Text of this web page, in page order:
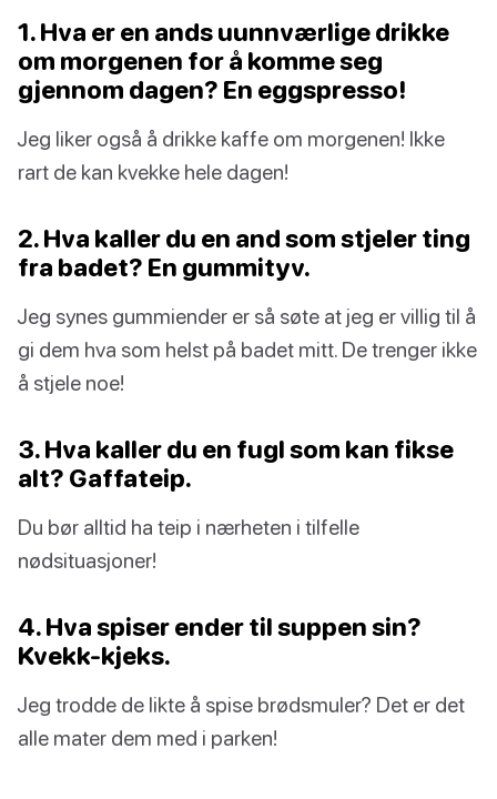
1. Hva er en ands uunnværlige drikke
om morgenen for å komme seg
gjennom dagen? En eggspresso!
Jeg liker også å drikke kaffe om morgenen! Ikke
rart de kan kvekke hele dagen!
2. Hva kaller du en and som stjeler ting
fra badet? En gummityv.
Jeg synes gummiender er så søte at jeg er villig til å
gi dem hva som helst på badet mitt. De trenger ikke
å stjele noe!
3. Hva kaller du en fugl som kan fikse
alt? Gaffateip.
Du bør alltid ha teip i nærheten i tilfelle
nødsituasjoner!
4. Hva spiser ender til suppen sin?
Kvekk-kjeks.
Jeg trodde de likte å spise brødsmuler? Det er det
alle mater dem med i parken!